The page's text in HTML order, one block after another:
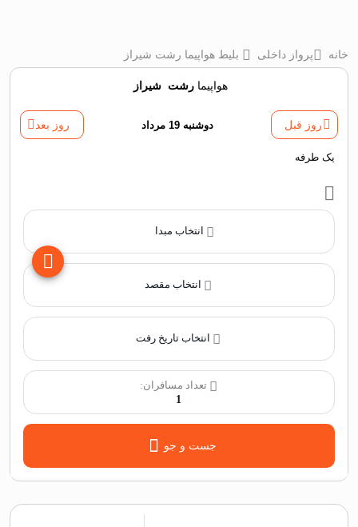
خانه پرواز داخلی بلیط هواپیما رشت شیراز
هواپیما رشت شیراز
روز قبل دوشنبه 19 مرداد روز بعد
یک طرفه
انتخاب مبدا
انتخاب مقصد
تعداد مسافران:
1
جست و جو